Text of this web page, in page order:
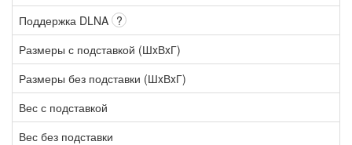
Поддержка DLNA ?
Размеры с подставкой (ШxВxГ)
Размеры без подставки (ШxВxГ)
Вес с подставкой
Вес без подставки